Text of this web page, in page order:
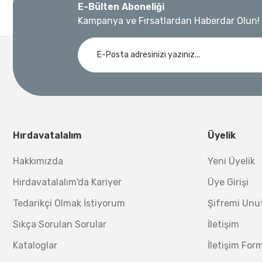
3.874,20 TL
Bosch Ölçme
Bosch GLM 40 Lazerli Uzaklık Ölçer-Lazer Metre 40Mt
Ücretsiz Nakliye
Demiriz Kaynak
Ücretsiz Nakliye
E-Bülten Aboneliği
Kampanya ve Fırsatlardan Haberdar Olun!
Hırdavatalalım
Hakkımızda
Hırdavatalalım'da Kariyer
Tedarikçi Olmak İstiyorum
Sıkça Sorulan Sorular
Kataloglar
Üyelik
Yeni Üyelik
Üye Girişi
Şifremi
İletişim
İletişim